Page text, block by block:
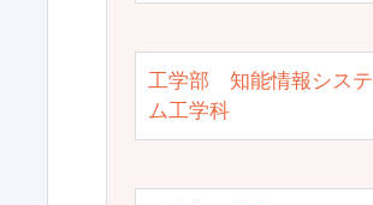
工学部 知能情報システ
ム工学科